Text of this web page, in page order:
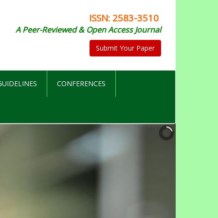
ISSN: 2583-3510
A Peer-Reviewed & Open Access Journal
Submit Your Paper
CONFERENCES